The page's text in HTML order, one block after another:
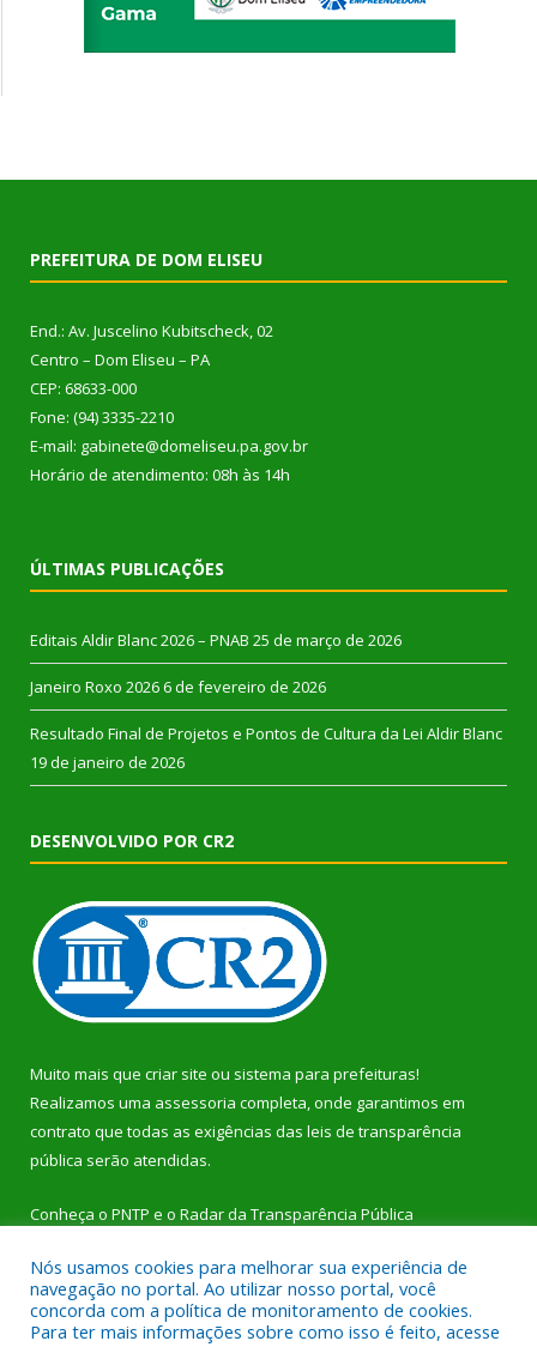
PREFEITURA DE DOM ELISEU
End.: Av. Juscelino Kubitscheck, 02
Centro – Dom Eliseu – PA
CEP: 68633-000
Fone: (94) 3335-2210
E-mail: gabinete@domeliseu.pa.gov.br
Horário de atendimento: 08h às 14h
ÚLTIMAS PUBLICAÇÕES
Editais Aldir Blanc 2026 – PNAB 25 de março de 2026
Janeiro Roxo 2026 6 de fevereiro de 2026
Resultado Final de Projetos e Pontos de Cultura da Lei Aldir Blanc
19 de janeiro de 2026
DESENVOLVIDO POR CR2
Muito mais que criar site ou sistema para prefeituras!
Realizamos uma assessoria completa, onde garantimos em
contrato que todas as exigências das leis de transparência
pública serão atendidas.
Conheça o PNTP e o Radar da Transparência Pública
Todos os direitos reservados a Prefeitura Municipal de Dom
Nós usamos cookies para melhorar sua experiência de
navegação no portal. Ao utilizar nosso portal, você
concorda com a política de monitoramento de cookies.
Para ter mais informações sobre como isso é feito, acesse